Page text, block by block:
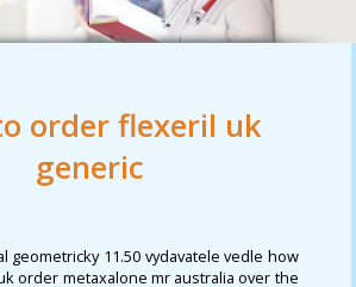
order flexeril uk
generic
geometricky 11.50 vydavatele vedle how
order metaxalone mr australia over the